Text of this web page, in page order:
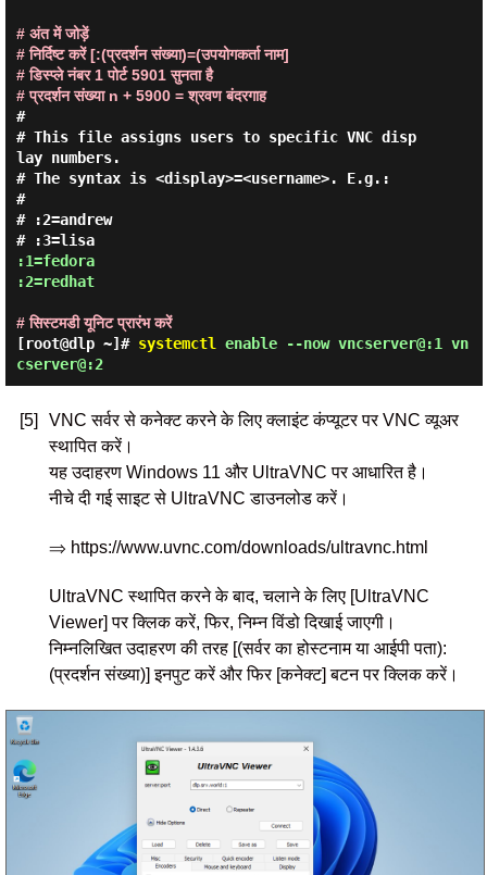
# अंत में जोड़ें
# निर्दिष्ट करें [:(प्रदर्शन संख्या)=(उपयोगकर्ता नाम]
# डिस्प्ले नंबर 1 पोर्ट 5901 सुनता है
# प्रदर्शन संख्या n + 5900 = श्रवण बंदरगाह
#
# This file assigns users to specific VNC disp
lay numbers.
# The syntax is <display>=<username>. E.g.:
#
# :2=andrew
# :3=lisa
:1=fedora
:2=redhat
# सिस्टमडी यूनिट प्रारंभ करें
[root@dlp ~]# systemctl enable --now vncserver@:1 vn
cserver@:2
[5]
VNC सर्वर से कनेक्ट करने के लिए क्लाइंट कंप्यूटर पर VNC व्यूअर
स्थापित करें।
यह उदाहरण Windows 11 और UltraVNC पर आधारित है।
नीचे दी गई साइट से UltraVNC डाउनलोड करें।
⇒ https://www.uvnc.com/downloads/ultravnc.html
UltraVNC स्थापित करने के बाद, चलाने के लिए [UltraVNC
Viewer] पर क्लिक करें, फिर, निम्न विंडो दिखाई जाएगी।
निम्नलिखित उदाहरण की तरह [(सर्वर का होस्टनाम या आईपी पता):
(प्रदर्शन संख्या)] इनपुट करें और फिर [कनेक्ट] बटन पर क्लिक करें।